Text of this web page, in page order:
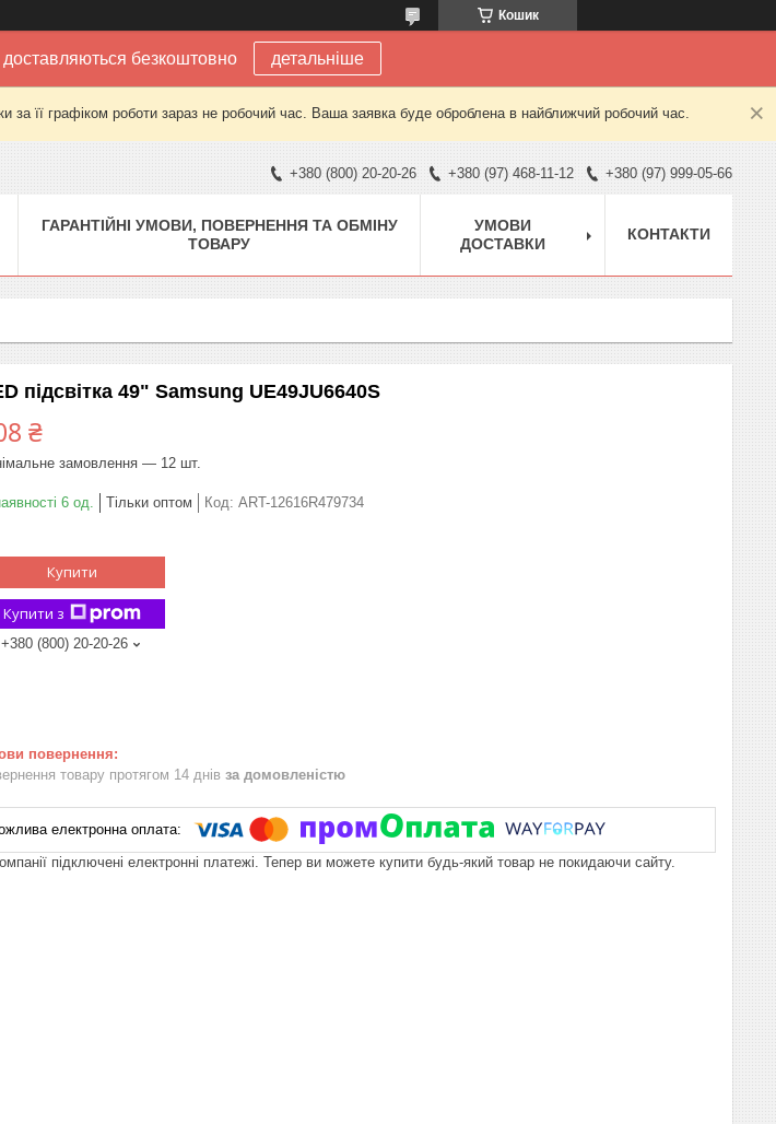
Кошик
безкоштовно детальніше
її графіком роботи зараз не робочий час. Ваша заявка буде оброблена в найближчий робочий час.
+380 (800) 20-20-26 +380 (97) 468-11-12 +380 (97) 999-05-66
ГАРАНТІЙНІ УМОВИ, ПОВЕРНЕННЯ ТА ОБМІНУ
ТОВАРУ
УМОВИ
ДОСТАВКИ
КОНТАКТИ
підсвітка 49" Samsung UE49JU6640S
₴
замовлення — 12 шт.
6 од. Тільки оптом Код: ART-12616R479734
Купити
Купити з
+380 (800) 20-20-26
товару протягом 14 днів за домовленістю
підключені електронні платежі. Тепер ви можете купити будь-який товар не покидаючи сайту.